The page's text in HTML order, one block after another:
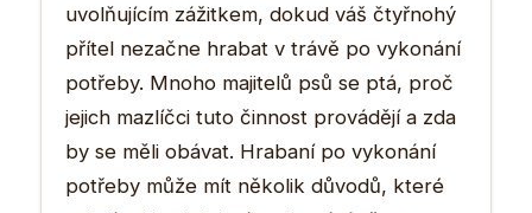
uvolňujícím zážitkem, dokud váš čtyřnohý
přítel nezačne hrabat v trávě po vykonání
potřeby. Mnoho majitelů psů se ptá, proč
jejich mazlíčci tuto činnost provádějí a zda
by se měli obávat. Hrabaní po vykonání
potřeby může mít několik důvodů, které